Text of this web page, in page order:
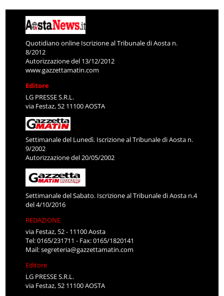
Quotidiano online Iscrizione al Tribunale di Aosta n.
8/2012
Autorizzazione del 13/12/2012
www.gazzettamatin.com
Editore
LG PRESSE S.R.L.
via Festaz, 52 11100 AOSTA
Settimanale del Lunedì. Iscrizione al Tribunale di Aosta n.
9/2002
Autorizzazione del 20/05/2002
Settimanale del Sabato. Iscrizione al Tribunale di Aosta n.4
del 4/10/2016
REDAZIONE
via Festaz, 52 - 11100 Aosta
Tel: 0165/231711 - Fax: 0165/1820141
Mail:segreteria@gazzettamatin.com
Editore
LG PRESSE S.R.L.
via Festaz, 52 11100 AOSTA